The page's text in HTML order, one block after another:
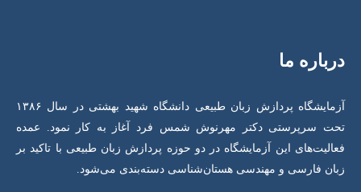
درباره ما
آزمایشگاه پردازش زبان طبیعی دانشگاه شهید بهشتی در سال ۱۳۸۶
تحت سرپرستی دکتر مهرنوش شمس فرد آغاز به کار نمود. عمده
فعالیت‌های این آزمایشگاه در دو حوزه پردازش زبان طبیعی با تاکید بر
زبان فارسی و مهندسی هستان‌شناسی دسته‌بندی می‌شود.